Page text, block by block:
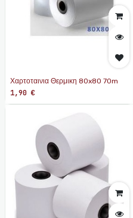
Χαρτοταινια Θερμικη 80x80 70m
1,90 €